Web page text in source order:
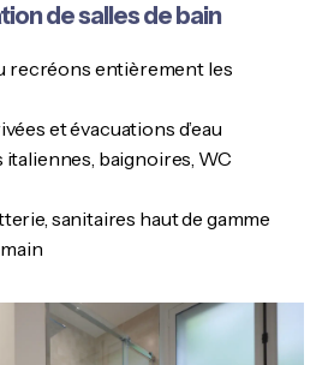
de salles de bain
recréons entièrement les
et évacuations d’eau
baignoires, WC
sanitaires haut de gamme